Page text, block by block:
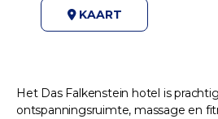
KAART
Het Das Falkenstein hotel is
ontspanningsruimte, massage en